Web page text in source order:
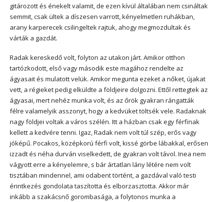
gitározott és énekelt valamit, de ezen kívül általában nem csináltak
semmit, csak ültek a díszesen varrott, kényelmetlen ruhákban,
arany karperecek csilingeltek rajtuk, ahogy megmozdultak és
várták a gazdát.
Radak kereskedő volt, folyton az utakon járt. Amikor otthon
tartózkodott, első vagy második este magához rendelte az
ágyasait és mulatott velük. Amikor megunta ezeket a nőket, újakat
vett, a régieket pedig elküldte a földjeire dolgozni. Ettől rettegtek az
ágyasai, mert nehéz munka volt, és az őrök gyakran rángatták
félre valamelyik asszonyt, hogy a kedvüket töltsék vele. Radaknak
nagy földjei voltak a város szélén. Itt a házban csak egy férfinak
kellett a kedvére tenni. Igaz, Radak nem volt túl szép, erős vagy
jóképű. Pocakos, középkorú férfi volt, kissé görbe lábakkal, erősen
izzadt és néha durván viselkedett, de gyakran volt távol. Inea nem
vágyott erre a kényelemre, s bár ártatlan lány létére nem volt
tisztában mindennel, ami odabent történt, a gazdával való testi
érintkezés gondolata taszította és elborzasztotta. Akkor már
inkább a szakácsnő gorombasága, a folytonos munka a